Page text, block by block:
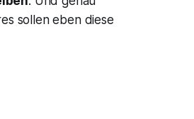
sollen eben diese